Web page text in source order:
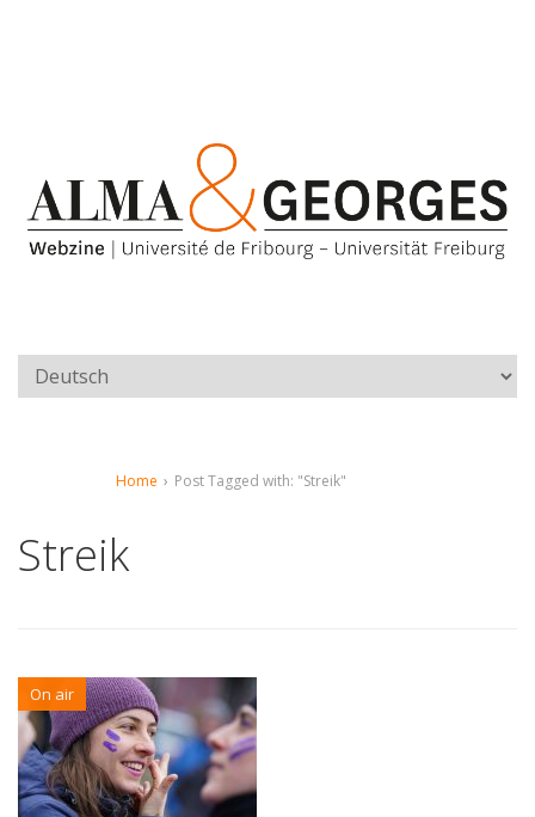
Home › Post Tagged with: "Streik"
Streik
On air